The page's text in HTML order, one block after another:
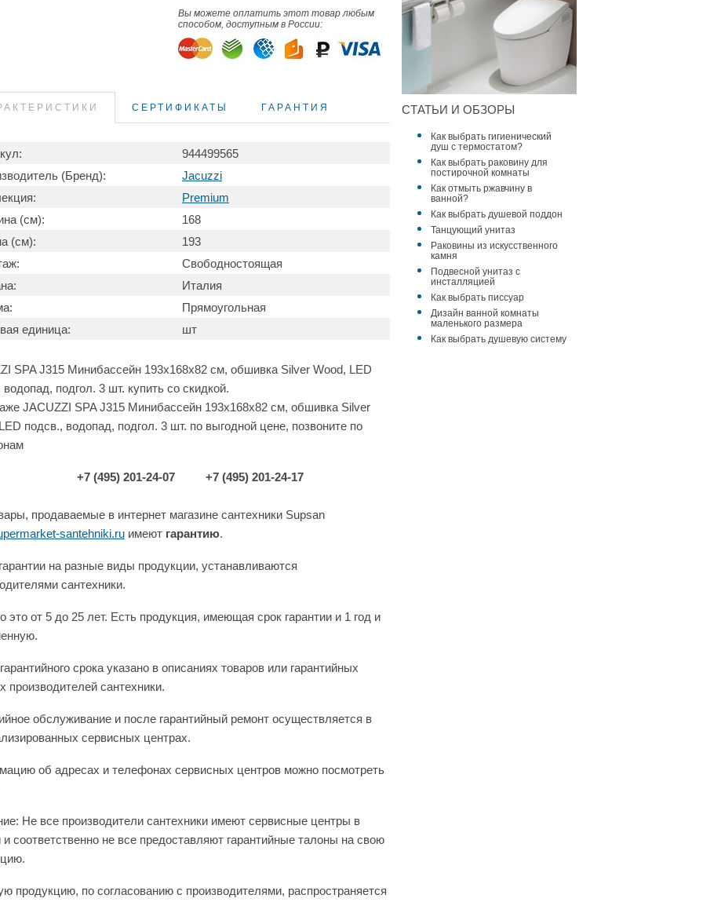
Вы можете оплатить этот товар любым
способом, доступным в России:
СЕРТИФИКАТЫ ГАРАНТИЯ
944499565
(Бренд):
Jacuzzi
Premium
(см):
168
(см):
193
Свободностоящая
Италия
Прямоугольная
единица:
шт
SPA J315 Минибассейн 193х168х82 см, обшивка Silver Wood, LED
водопад, подгол. 3 шт. купить со скидкой.
JACUZZI SPA J315 Минибассейн 193х168х82 см, обшивка Silver
подсв., водопад, подгол. 3 шт. по выгодной цене, позвоните по
+7 (495) 201-24-07 +7 (495) 201-24-17
продаваемые в интернет магазине сантехники Supsan
santehniki.ru имеют гарантию.
на разные виды продукции, устанавливаются
сантехники.
это от 5 до 25 лет. Есть продукция, имеющая срок гарантии и 1 год и
срока указано в описаниях товаров или гарантийных
производителей сантехники.
обслуживание и после гарантийный ремонт осуществляется в
сервисных центрах.
об адресах и телефонах сервисных центров можно посмотреть
Не все производители сантехники имеют сервисные центры в
и соответственно не все предоставляют гарантийные талоны на свою
продукцию, по согласованию с производителями, распространяется
СТАТЬИ И ОБЗОРЫ
Как выбрать гигиенический
душ с термостатом?
Как выбрать раковину для
постирочной комнаты
Как отмыть ржавчину в
ванной?
Как выбрать душевой поддон
Танцующий унитаз
Раковины из искусственного
камня
Подвесной унитаз с
инсталляцией
Как выбрать писсуар
Дизайн ванной комнаты
маленького размера
Как выбрать душевую систему